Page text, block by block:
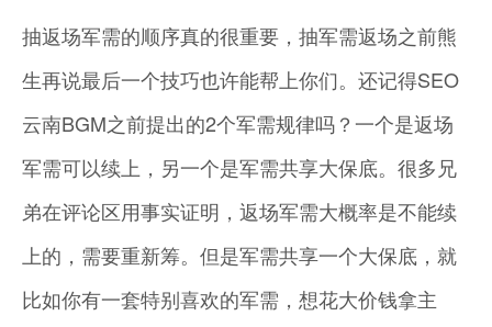
抽返场军需的顺序真的很重要，抽军需返场之前熊
生再说最后一个技巧也许能帮上你们。还记得SEO
云南BGM之前提出的2个军需规律吗？一个是返场
军需可以续上，另一个是军需共享大保底。很多兄
弟在评论区用事实证明，返场军需大概率是不能续
上的，需要重新筹。但是军需共享一个大保底，就
比如你有一套特别喜欢的军需，想花大价钱拿主